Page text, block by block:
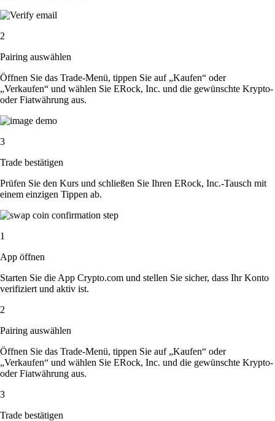
2
Pairing auswählen
Öffnen Sie das Trade-Menü, tippen Sie auf „Kaufen“ oder
„Verkaufen“ und wählen Sie ERock, Inc. und die gewünschte Krypto-
oder Fiatwährung aus.
3
Trade bestätigen
Prüfen Sie den Kurs und schließen Sie Ihren ERock, Inc.-Tausch mit
einem einzigen Tippen ab.
1
App öffnen
Starten Sie die App Crypto.com und stellen Sie sicher, dass Ihr Konto
verifiziert und aktiv ist.
2
Pairing auswählen
Öffnen Sie das Trade-Menü, tippen Sie auf „Kaufen“ oder
„Verkaufen“ und wählen Sie ERock, Inc. und die gewünschte Krypto-
oder Fiatwährung aus.
3
Trade bestätigen